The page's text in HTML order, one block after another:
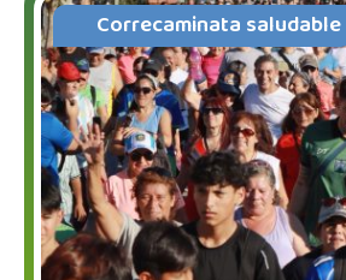
Correcaminata saludable